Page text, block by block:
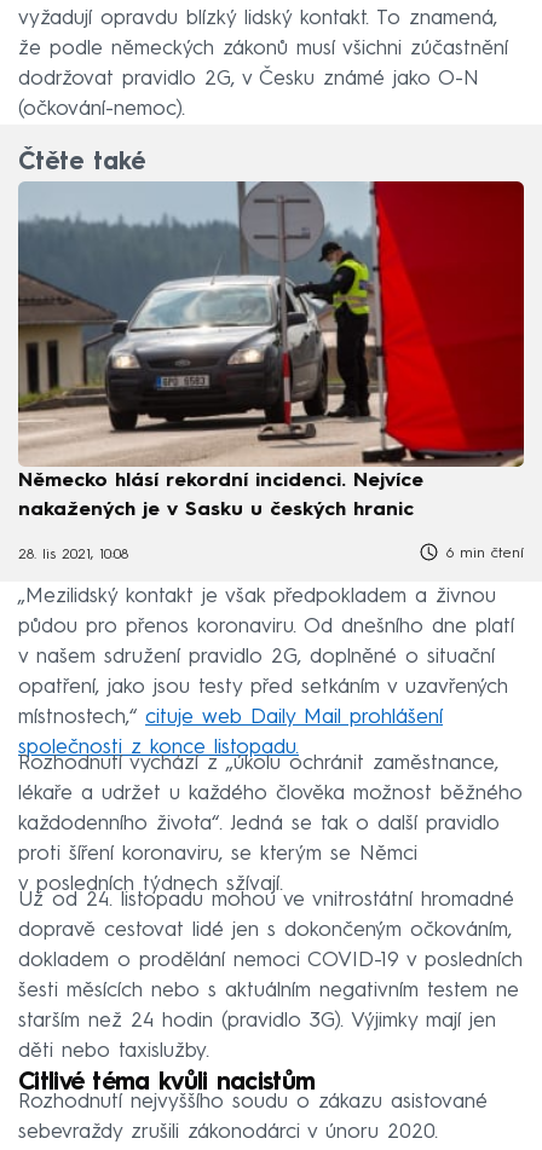
vyžadují opravdu blízký lidský kontakt. To znamená,
že podle německých zákonů musí všichni zúčastnění
dodržovat pravidlo 2G, v Česku známé jako O-N
(očkování-nemoc).
Čtěte také
Německo hlásí rekordní incidenci. Nejvíce
nakažených je v Sasku u českých hranic
28. lis 2021, 10:08 6 min čtení
„Mezilidský kontakt je však předpokladem a živnou
půdou pro přenos koronaviru. Od dnešního dne platí
v našem sdružení pravidlo 2G, doplněné o situační
opatření, jako jsou testy před setkáním v uzavřených
místnostech,“ cituje web Daily Mail prohlášení
společnosti z konce listopadu.
Rozhodnutí vychází z „úkolu ochránit zaměstnance,
lékaře a udržet u každého člověka možnost běžného
každodenního života“. Jedná se tak o další pravidlo
proti šíření koronaviru, se kterým se Němci
v posledních týdnech sžívají.
Už od 24. listopadu mohou ve vnitrostátní hromadné
dopravě cestovat lidé jen s dokončeným očkováním,
dokladem o prodělání nemoci COVID-19 v posledních
šesti měsících nebo s aktuálním negativním testem ne
starším než 24 hodin (pravidlo 3G). Výjimky mají jen
děti nebo taxislužby.
Citlivé téma kvůli nacistům
Rozhodnutí nejvyššího soudu o zákazu asistované
sebevraždy zrušili zákonodárci v únoru 2020.